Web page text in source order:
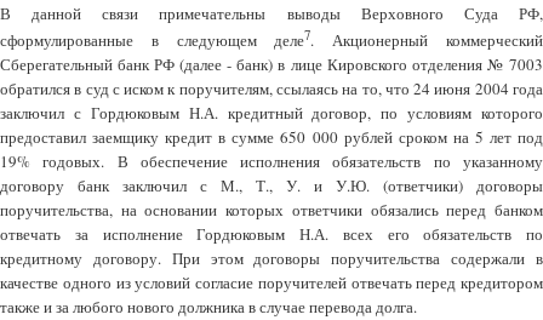
В данной связи примечательны выводы Верховного Суда РФ,
сформулированные в следующем деле7. Акционерный коммерческий
Сберегательный банк РФ (далее - банк) в лице Кировского отделения № 7003
обратился в суд с иском к поручителям, ссылаясь на то, что 24 июня 2004 года
заключил с Гордюковым Н.А. кредитный договор, по условиям которого
предоставил заемщику кредит в сумме 650 000 рублей сроком на 5 лет под
19% годовых. В обеспечение исполнения обязательств по указанному
договору банк заключил с М., Т., У. и У.Ю. (ответчики) договоры
поручительства, на основании которых ответчики обязались перед банком
отвечать за исполнение Гордюковым Н.А. всех его обязательств по
кредитному договору. При этом договоры поручительства содержали в
качестве одного из условий согласие поручителей отвечать перед кредитором
также и за любого нового должника в случае перевода долга.